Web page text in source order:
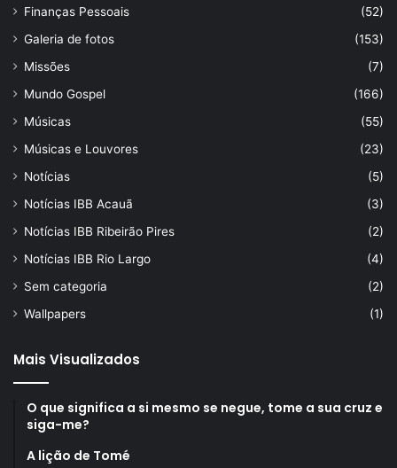
Finanças Pessoais
(52)
Galeria de fotos
(153)
Missões
(7)
Mundo Gospel
(166)
Músicas
(55)
Músicas e Louvores
(23)
Notícias
(5)
Notícias IBB Acauã
(3)
Notícias IBB Ribeirão Pires
(2)
Notícias IBB Rio Largo
(4)
Sem categoria
(2)
Wallpapers
(1)
Mais Visualizados
O que significa a si mesmo se negue, tome a sua cruz e
siga-me?
A lição de Tomé